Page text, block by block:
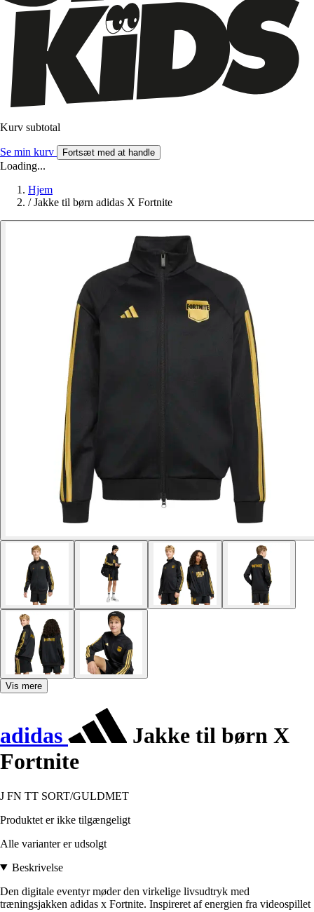
Kurv subtotal
Se min kurv Fortsæt med at handle
Loading...
Hjem
/ Jakke til børn adidas X Fortnite
Vis mere
adidas
Jakke til børn X
Fortnite
J FN TT SORT/GULDMET
Produktet er ikke tilgængeligt
Alle varianter er udsolgt
Beskrivelse
Den digitale eventyr møder den virkelige livsudtryk med
træningsjakken adidas x Fortnite. Inspireret af energien fra videospillet